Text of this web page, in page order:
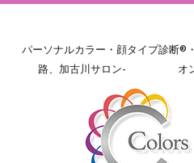
パーソナルカラー・顔タイプ診
路、加古川サロン- オンラ